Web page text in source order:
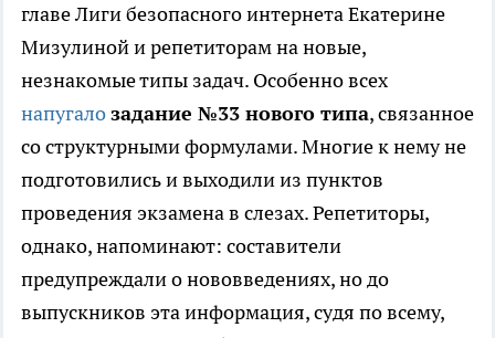
главе Лиги безопасного интернета Екатерине
Мизулиной и репетиторам на новые,
незнакомые типы задач. Особенно всех
напугалозадание №33 нового типа, связанное
со структурными формулами. Многие к нему не
подготовились и выходили из пунктов
проведения экзамена в слезах. Репетиторы,
однако, напоминают: составители
предупреждали о нововведениях, но до
выпускников эта информация, судя по всему,